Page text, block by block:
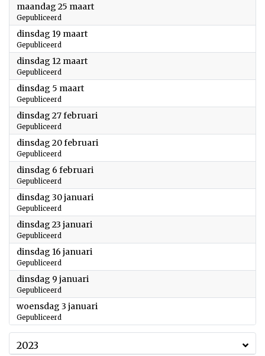
maandag 25 maart2024
Gepubliceerd
dinsdag 19 maart2024
Gepubliceerd
dinsdag 12 maart2024
Gepubliceerd
dinsdag 5 maart2024
Gepubliceerd
dinsdag 27 februari
Gepubliceerd
dinsdag 20 februari
Gepubliceerd
dinsdag 6 februari
Gepubliceerd
dinsdag 30 januari
Gepubliceerd
dinsdag 23 januari
Gepubliceerd
dinsdag 16 januari
Gepubliceerd
dinsdag 9 januari
Gepubliceerd
woensdag 3 januari
Gepubliceerd
2023